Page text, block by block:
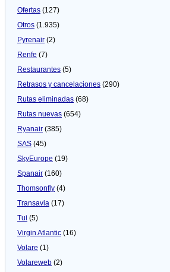
Ofertas (127)
Otros (1.935)
Pyrenair (2)
Renfe (7)
Restaurantes (5)
Retrasos y cancelaciones (290)
Rutas eliminadas (68)
Rutas nuevas (654)
Ryanair (385)
SAS (45)
SkyEurope (19)
Spanair (160)
Thomsonfly (4)
Transavia (17)
Tui (5)
Virgin Atlantic (16)
Volare (1)
Volareweb (2)